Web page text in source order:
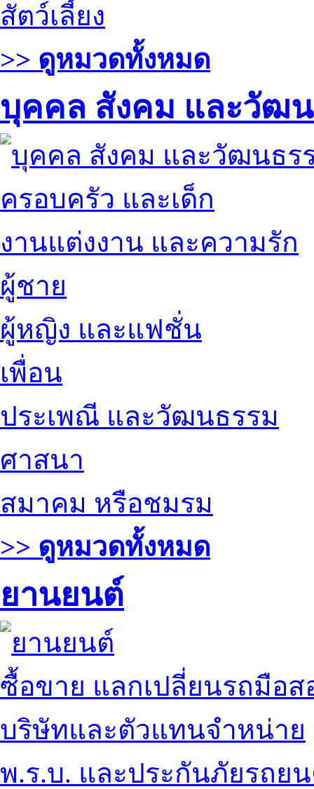
สัตว์เลี้ยง
>> ดูหมวดทั้งหมด
บุคคล สังคม และวัฒ
ครอบครัว และเด็ก
งานแต่งงาน และความรัก
ผู้ชาย
ผู้หญิง และแฟชั่น
เพื่อน
ประเพณี และวัฒนธรรม
ศาสนา
สมาคม หรือชมรม
>> ดูหมวดทั้งหมด
ยานยนต์
ซื้อขาย แลกเปลี่ยนรถมือส
บริษัทและตัวแทนจำหน่าย
พ.ร.บ. และประกันภัยรถย